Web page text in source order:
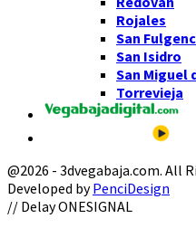
Rojales
San
San Isidro
San Miguel
Torrevieja
@2026 - 3dvegabaja.com. All
Developed byPenciDesign
Facebook
Twitter
Instagram
Youtube
Email
// Delay ONESIGNAL